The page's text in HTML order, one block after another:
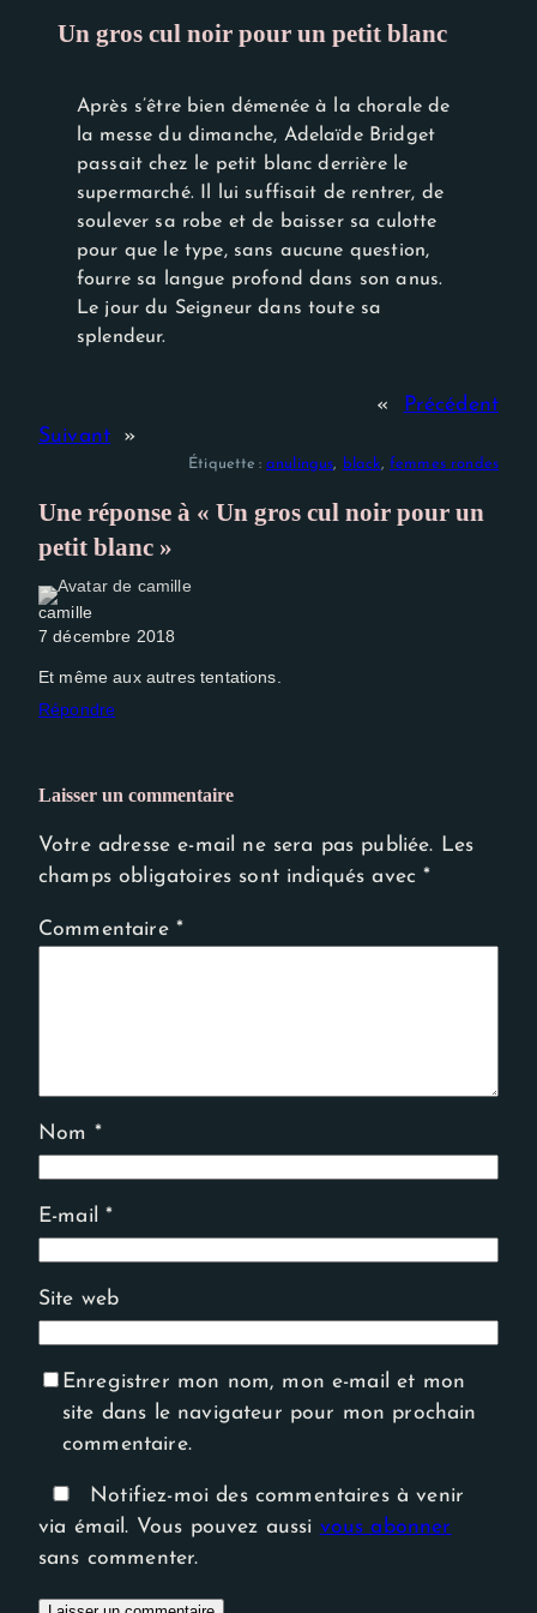
Un gros cul noir pour un petit blanc
Après s’être bien démenée à la chorale de
la messe du dimanche, Adelaïde Bridget
passait chez le petit blanc derrière le
supermarché. Il lui suffisait de rentrer, de
soulever sa robe et de baisser sa culotte
pour que le type, sans aucune question,
fourre sa langue profond dans son anus.
Le jour du Seigneur dans toute sa
splendeur.
«
Précédent
Suivant
»
Étiquette : anulingus, black, femmes rondes
Une réponse à « Un gros cul noir pour un
petit blanc »
camille
7 décembre 2018
Et même aux autres tentations.
Répondre
Laisser un commentaire
Votre adresse e-mail ne sera pas publiée. Les
champs obligatoires sont indiqués avec*
Commentaire *
Nom *
E-mail*
Site web
Enregistrer mon nom, mon e-mail et mon
site dans le navigateur pour mon prochain
commentaire.
Notifiez-moi des commentaires à venir
via émail. Vous pouvez aussi vous abonner
sans commenter.
Afin que notre
site Web
possible lors
de votre
refusez ces
cookies,
certaines
fonctionnalités
disparaîtront
du site Web.